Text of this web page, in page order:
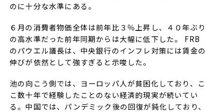
のに十分な水準にある。
６月の消費者物価全体は前年比３％上昇し、４０年ぶり
の高水準だった前年同期からは大幅に低下した。 FRB
のパウエル議長は、中央銀行のインフレ対策には賃金の
伸びが依然として強すぎると示唆した。
池の向こう側では、ヨーロッパ人が貧困化しており、こ
こ数十年で経験したことのない経済的現実が続いてい
る。中国では、パンデミック後の回復が鈍化しており、